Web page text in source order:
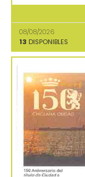
08/08/2026
13 DISPONIBLES